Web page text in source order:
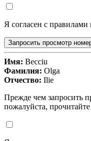
Я согласен с правилами
Запросить просмотр
Имя: Becciu
Фамилия: Olga
Отчество: Ilie
Прежде чем запросить
пожалуйста, прочитайте